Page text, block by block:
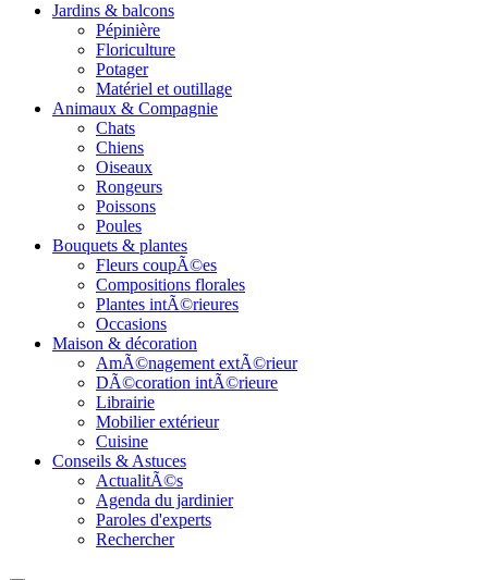
Jardins & balcons
Pépinière
Floriculture
Potager
Matériel et outillage
Animaux & Compagnie
Chats
Chiens
Oiseaux
Rongeurs
Poissons
Poules
Bouquets & plantes
Fleurs coupÃ©es
Compositions florales
Plantes intÃ©rieures
Occasions
Maison & décoration
AmÃ©nagement extÃ©rieur
DÃ©coration intÃ©rieure
Librairie
Mobilier extérieur
Cuisine
Conseils & Astuces
ActualitÃ©s
Agenda du jardinier
Paroles d'experts
Rechercher